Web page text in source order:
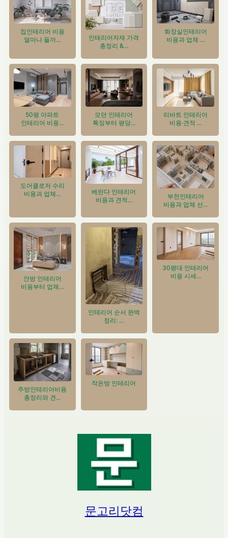
집인테리어 비용
얼마나 들까...
인테리어자재 가격
총정리 &...
화장실인테리어
비용과 업체 ...
50평 아파트
인테리어 비용...
모던 인테리어
특징부터 평당...
리바트 인테리어
비용·견적 ...
도어클로저 수리
비용과 업체...
베란다 인테리어
비용과 견적...
부천인테리어
비용과 업체 선...
안방 인테리어
비용부터 업체...
인테리어 순서 완벽
정리: ...
30평대 인테리어
비용 시세...
주방인테리어비용
총정리와 견...
작은방 인테리어
문고리닷컴